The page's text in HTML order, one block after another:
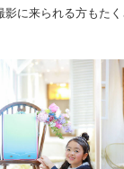
に来られる方もた